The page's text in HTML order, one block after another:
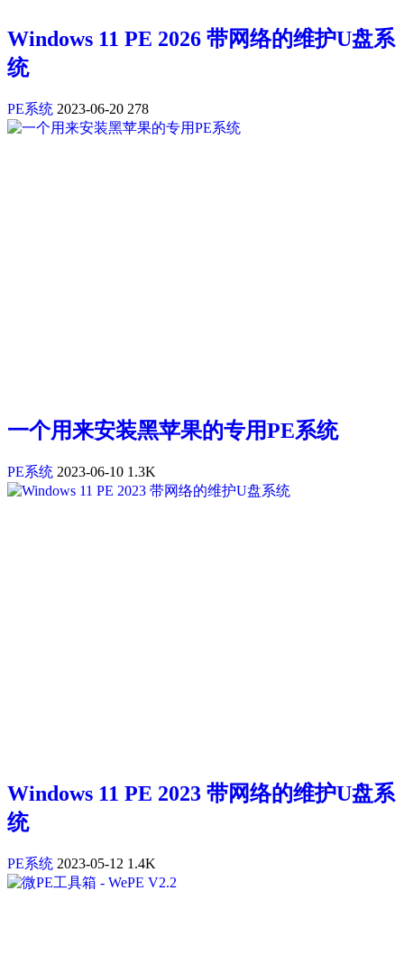
Windows 11 PE 2026 带网络的维护U盘系
统
PE系统 2023-06-20 278
一个用来安装黑苹果的专用PE系统
PE系统 2023-06-10 1.3K
Windows 11 PE 2023 带网络的维护U盘系
统
PE系统 2023-05-12 1.4K